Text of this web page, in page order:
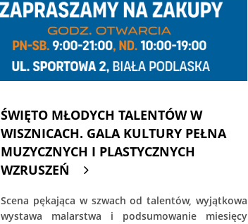
ŚWIĘTO MŁODYCH TALENTÓW W
WISZNICACH. GALA KULTURY PEŁNA
MUZYCZNYCH I PLASTYCZNYCH
WZRUSZEŃ
Scena pękająca w szwach od talentów, wyjątkowa
wystawa malarstwa i podsumowanie miesięcy